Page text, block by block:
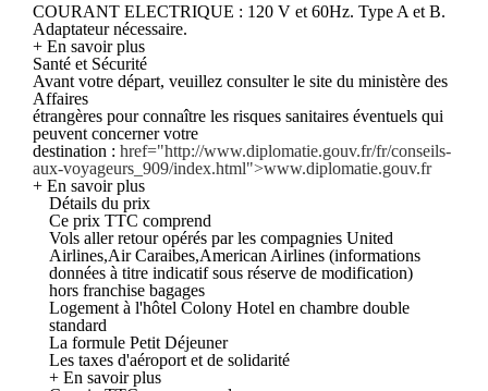
COURANT ELECTRIQUE : 120 V et 60Hz. Type A et B.
Adaptateur nécessaire.
+ En savoir plus
Santé et Sécurité
Avant votre départ, veuillez consulter le site du ministère des
Affaires
étrangères pour connaître les risques sanitaires éventuels qui
peuvent concerner votre
destination : href="http://www.diplomatie.gouv.fr/fr/conseils-
aux-voyageurs_909/index.html">www.diplomatie.gouv.fr
+ En savoir plus
Détails du prix
Ce prix TTC comprend
Vols aller retour opérés par les compagnies United
Airlines,Air Caraibes,American Airlines (informations
données à titre indicatif sous réserve de modification)
hors franchise bagages
Logement à l'hôtel Colony Hotel en chambre double
standard
La formule Petit Déjeuner
Les taxes d'aéroport et de solidarité
+ En savoir plus